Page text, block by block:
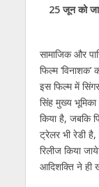
at
A
p
p
25 जून को
सामाजिक और
फिल्‍म
इस फिल्‍म में
सिंह मुख्‍य
किया है, जबकि
ट्रेलर भी रेडी
रिलीज किया
आदिशक्ति ने ही